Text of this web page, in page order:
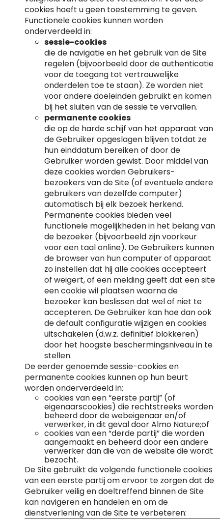
cookies hoeft u geen toestemming te geven.
Functionele cookies kunnen worden
onderverdeeld in:
sessie-cookies
die de navigatie en het gebruik van de Site
regelen (bijvoorbeeld door de authenticatie
voor de toegang tot vertrouwelijke
onderdelen toe te staan). Ze worden niet
voor andere doeleinden gebruikt en komen
bij het sluiten van de sessie te vervallen.
permanente cookies
die op de harde schijf van het apparaat van
de Gebruiker opgeslagen blijven totdat ze
hun einddatum bereiken of door de
Gebruiker worden gewist. Door middel van
deze cookies worden Gebruikers-
bezoekers van de Site (of eventuele andere
gebruikers van dezelfde computer)
automatisch bij elk bezoek herkend.
Permanente cookies bieden veel
functionele mogelijkheden in het belang van
de bezoeker (bijvoorbeeld zijn voorkeur
voor een taal online). De Gebruikers kunnen
de browser van hun computer of apparaat
zo instellen dat hij alle cookies accepteert
of weigert, of een melding geeft dat een site
een cookie wil plaatsen waarna de
bezoeker kan beslissen dat wel of niet te
accepteren. De Gebruiker kan hoe dan ook
de default configuratie wijzigen en cookies
uitschakelen (d.w.z. definitief blokkeren)
door het hoogste beschermingsniveau in te
stellen.
De eerder genoemde sessie-cookies en
permanente cookies kunnen op hun beurt
worden onderverdeeld in:
cookies van een “eerste partij” (of
eigenaarscookies) die rechtstreeks worden
beheerd door de webeigenaar en/of
verwerker, in dit geval door Almo Nature;of
cookies van een “derde partij” die worden
aangemaakt en beheerd door een andere
verwerker dan die van de website die wordt
bezocht.
De Site gebruikt de volgende functionele cookies
van een eerste partij om ervoor te zorgen dat de
Gebruiker veilig en doeltreffend binnen de Site
kan navigeren en handelen en om de
dienstverlening van de Site te verbeteren: